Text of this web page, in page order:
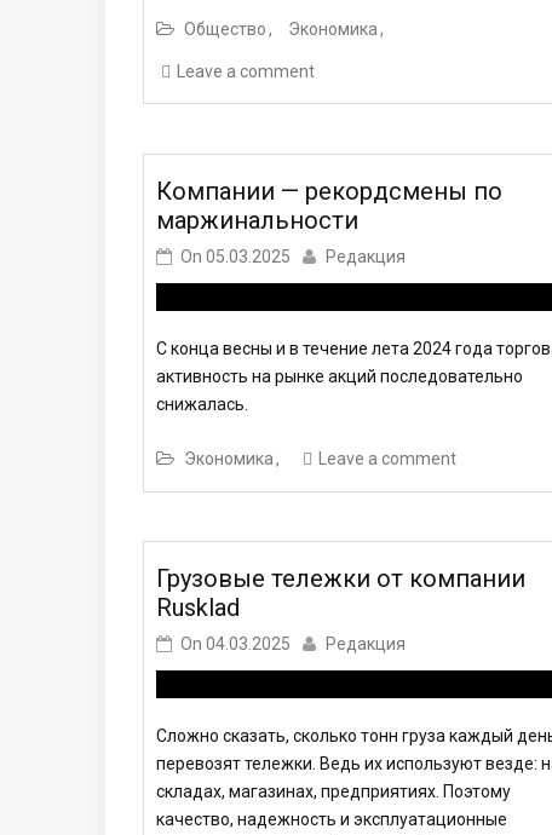
Общество Экономика
Leave a comment
Компании — рекордсмены по
маржинальности
On 05.03.2025 Редакция
С конца весны и в течение лета 2024 года
активность на рынке акций последовательно
снижалась.
Экономика Leave a comment
Грузовые тележки от компании
Rusklad
On 04.03.2025 Редакция
Сложно сказать, сколько тонн груза каждый
перевозят тележки. Ведь их используют везде:
складах, магазинах, предприятиях. Поэтому
качество, надежность и эксплуатационные